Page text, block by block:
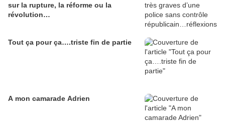
sur la rupture, la réforme ou la
révolution…
Tout ça pour ça….triste fin de partie
A mon camarade Adrien